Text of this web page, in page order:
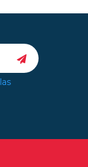
las